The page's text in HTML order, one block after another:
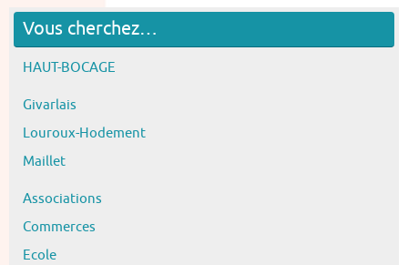
Vous cherchez…
HAUT-BOCAGE
Givarlais
Louroux-Hodement
Maillet
Associations
Commerces
Ecole